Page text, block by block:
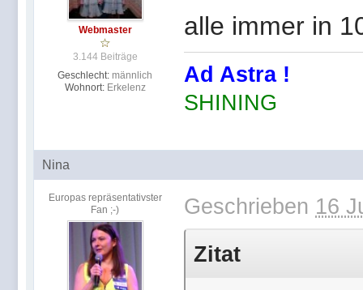
Webmaster
3.144 Beiträge
Geschlecht: männlich
Wohnort: Erkelenz
alle immer in
Ad Astra !
SHINING
Nina
Europas repräsentativster
Fan ;-)
Geschrieben 16
Zitat